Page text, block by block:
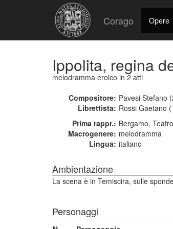
Corago Opere
Ippolita, regina
melodramma eroico in 2 atti
Compositore: Pavesi Stefano
Librettista: Rossi Gaetano
Prima rappr.: Bergamo,
Macrogenere: melodramma
Lingua: italiano
Ambientazione
La scena è in Temiscira, sulle
Personaggi